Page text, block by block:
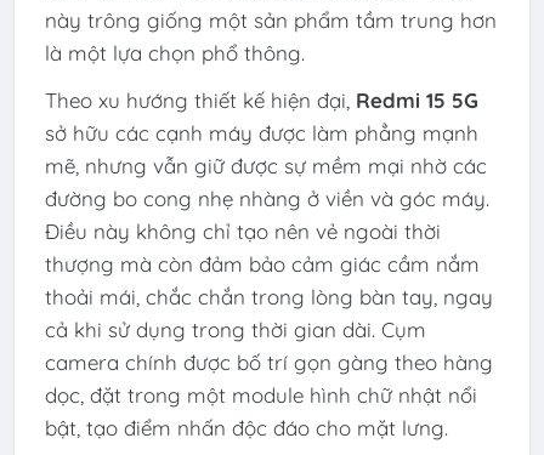
này trông giống một sản phẩm tầm trung hơn
là một lựa chọn phổ thông.
Theo xu hướng thiết kế hiện đại, Redmi 15 5G
sở hữu các cạnh máy được làm phẳng mạnh
mẽ, nhưng vẫn giữ được sự mềm mại nhờ các
đường bo cong nhẹ nhàng ở viền và góc máy.
Điều này không chỉ tạo nên vẻ ngoài thời
thượng mà còn đảm bảo cảm giác cầm nắm
thoải mái, chắc chắn trong lòng bàn tay, ngay
cả khi sử dụng trong thời gian dài. Cụm
camera chính được bố trí gọn gàng theo hàng
dọc, đặt trong một module hình chữ nhật nổi
bật, tạo điểm nhấn độc đáo cho mặt lưng.